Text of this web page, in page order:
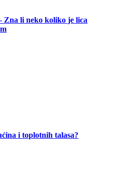
Zna li neko koliko je lica
i toplotnih talasa?